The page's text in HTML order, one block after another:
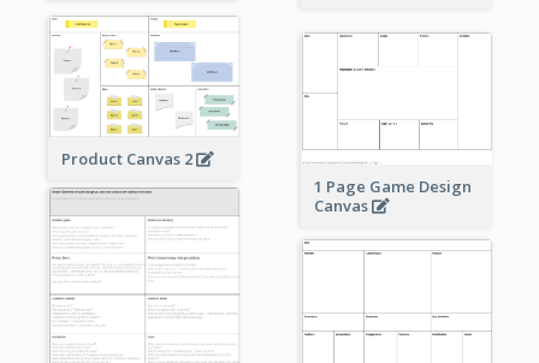
Product Canvas 2
1 Page Game Design
Canvas